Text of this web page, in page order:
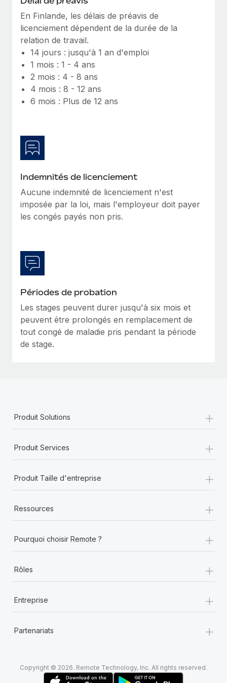
Création d’entité
Établissez des entités rapidement et en toute
conformité
Mobilité et déménagement international
Organisez facilement le déménagement de vos
employés
Avantages sociaux
Explorer le blog
Mises à jour des produits de Remote :
Intégrations Gusto et Xero et Gestion des
freelances Plus
Remote a toujours pour mission d'aider les entreprises de
En savoir plus
Comment Phiture gère ses 55 employés
Phiture, un leader notable du conseil en matière de
croissance mobile internationale, encourage les...
En Finlande, les délais de préavis de
licenciement dépendent de la durée de la
relation de travail.
14 jours : jusqu'à 1 an d'emploi
1 mois : 1 - 4 ans
2 mois : 4 - 8 ans
4 mois : 8 - 12 ans
6 mois : Plus de 12 ans
Indemnités de licenciement
Aucune indemnité de licenciement n'est
imposée par la loi, mais l'employeur doit payer
les congés payés non pris.
Périodes de probation
Les stages peuvent durer jusqu'à six mois et
peuvent être prolongés en remplacement de
tout congé de maladie pris pendant la période
de stage.
Produit Solutions +
Produit Services +
Produit Taille d'entreprise +
Ressources +
Pourquoi choisir Remote ? +
Rôles +
Entreprise +
Partenariats +
Copyright © 2026. Remote Technology, Inc. All rights reserved.